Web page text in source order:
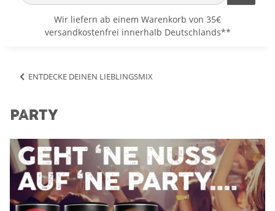
Wir liefern ab einem Warenkorb von 35€
versandkostenfrei innerhalb Deutschlands**
ENTDECKE DEINEN LIEBLINGSMIX
PARTY